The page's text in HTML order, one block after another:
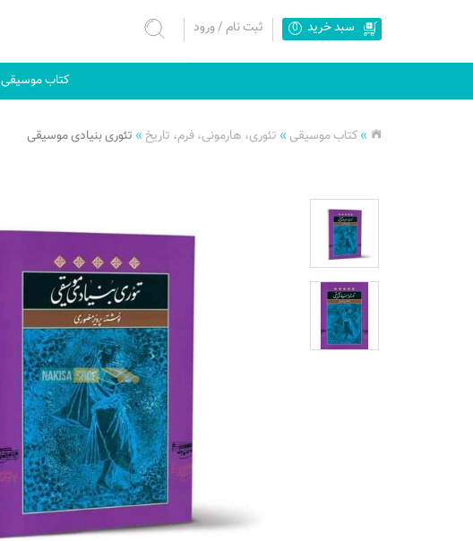
سبد خرید 0 ثبت نام/ورود
کتاب موسیقی
»کتاب موسیقی » تئوری، هارمونی، فرم، تاریخ » تئوری بنیادی موسیقی